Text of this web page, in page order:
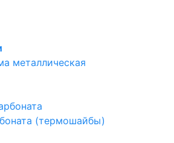
металлическая
(термошайбы)